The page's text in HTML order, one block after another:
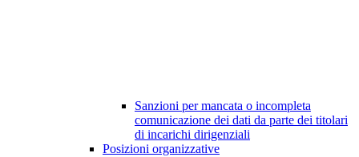
Sanzioni per mancata o incompleta
comunicazione dei dati da parte dei titolari
di incarichi dirigenziali
Posizioni organizzative